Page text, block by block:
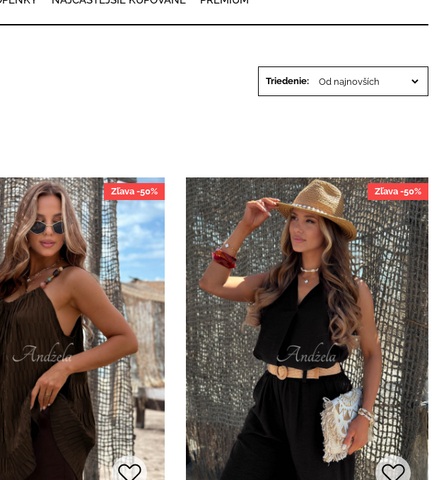
Triedenie:
Zľava -50% Zľava -50%